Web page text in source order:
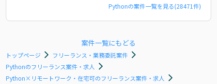
Pythonの案件一覧を見る(28471件)
案件一覧にもどる
トップページ
フリーランス・業務委託案件
Pythonのフリーランス案件・求人
Python×リモートワーク・在宅可のフリーランス案件・求人